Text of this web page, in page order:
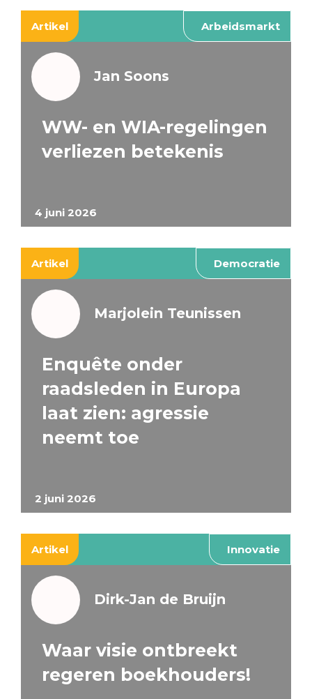
Artikel Arbeidsmarkt
4 juni 2026
Jan Soons
WW- en WIA-regelingen
verliezen betekenis
Artikel Democratie
2 juni 2026
Marjolein Teunissen
Enquête onder
raadsleden in Europa
laat zien: agressie
neemt toe
Artikel Innovatie
Dirk-Jan de Bruijn
Waar visie ontbreekt
regeren boekhouders!